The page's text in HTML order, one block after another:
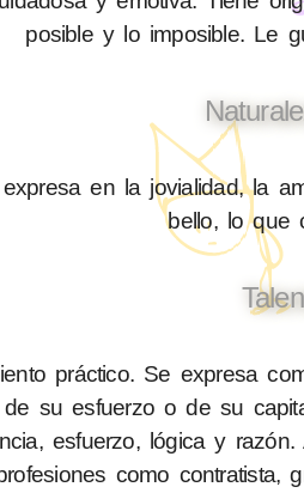
posible y lo imposible. Le
en la jovialidad, la
bello, lo que
práctico. Se expresa
su esfuerzo o de su
esfuerzo, lógica y
como contratista,